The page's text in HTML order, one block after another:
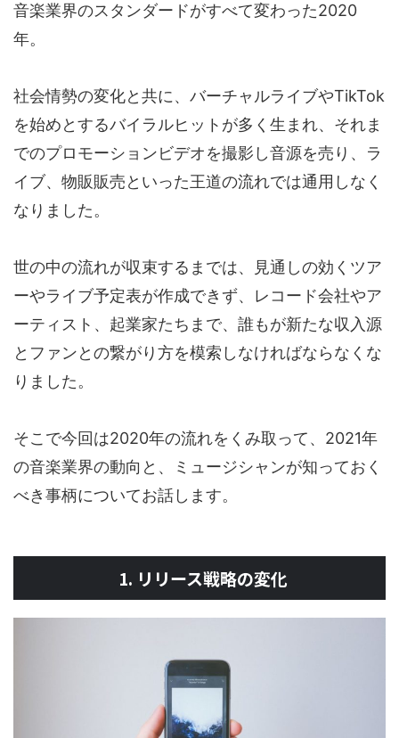
音楽業界のスタンダードがすべて変わった2020
年。
社会情勢の変化と共に、バーチャルライブやTikTok
を始めとするバイラルヒットが多く生まれ、それま
でのプロモーションビデオを撮影し音源を売り、ラ
イブ、物販販売といった王道の流れでは通用しなく
なりました。
世の中の流れが収束するまでは、見通しの効くツア
ーやライブ予定表が作成できず、レコード会社やア
ーティスト、起業家たちまで、誰もが新たな収入源
とファンとの繋がり方を模索しなければならなくな
りました。
そこで今回は2020年の流れをくみ取って、2021年
の音楽業界の動向と、ミュージシャンが知っておく
べき事柄についてお話します。
1. リリース戦略の変化